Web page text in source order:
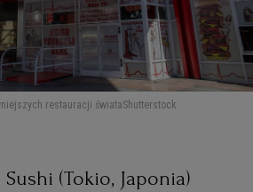
restauracji świataShutterstock
(Tokio, Japonia)